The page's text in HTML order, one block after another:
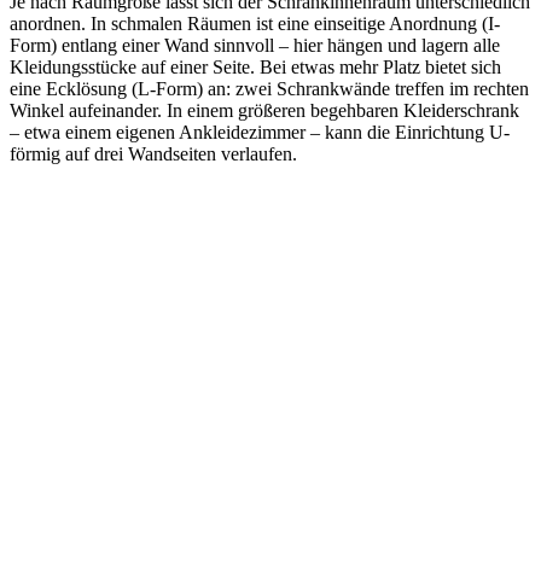
anordnen. In schmalen Räumen ist eine einseitige Anordnung (I-
Form) entlang einer Wand sinnvoll – hier hängen und lagern alle
Kleidungsstücke auf einer Seite. Bei etwas mehr Platz bietet sich
eine Ecklösung (L-Form) an: zwei Schrankwände treffen im rechten
Winkel aufeinander. In einem größeren begehbaren Kleiderschrank
– etwa einem eigenen Ankleidezimmer – kann die Einrichtung U-
förmig auf drei Wandseiten verlaufen.